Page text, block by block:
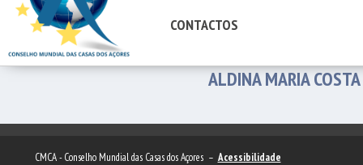
CONTACTOS
ALDINA MARIA
CMCA - Conselho Mundial das Casas dos Açores – Acessibilidade